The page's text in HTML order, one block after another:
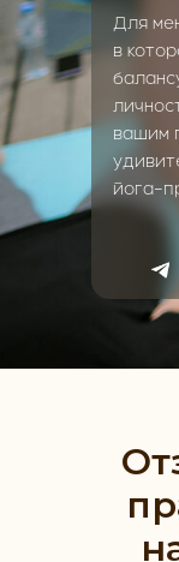
Для
в
вашим
йога-